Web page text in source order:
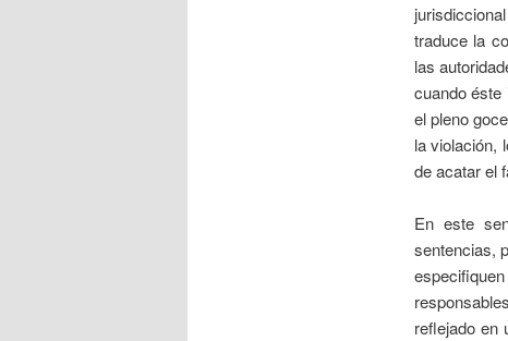
traduce la
las
cuando éste
el pleno
la violación,
de acatar el
En este
sentencias,
reflejado en